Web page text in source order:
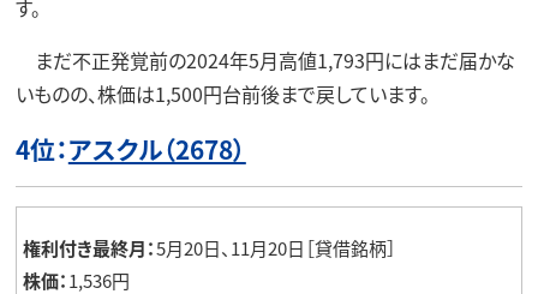
す。
まだ不正発覚前の2024年5月高値1,793円にはまだ届かな
いものの、株価は1,500円台前後まで戻しています。
4位：アスクル（2678）
権利付き最終月：5月20日、11月20日［貸借銘柄］
株価：1,536円